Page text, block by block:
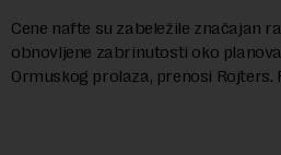
Cene nafte su zabeležile značajan
obnovljene zabrinutosti oko
Ormuskog prolaza, prenosi